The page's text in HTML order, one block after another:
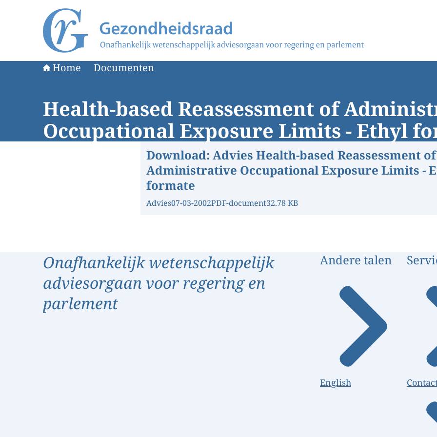
Naar de homepage van Gezondheidsraad
Home Documenten
Health-based Reassessment of
Occupational Exposure Limits - Ethyl
Download: Advies Health-based Reassessment of
Administrative Occupational Exposure Limits -
formate
Advies07-03-2002PDF-document32.78 KB
Onafhankelijk wetenschappelijk
adviesorgaan voor regering en
parlement
Andere talen
English